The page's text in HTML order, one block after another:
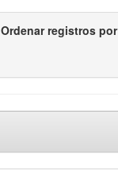
Ordenar registros por